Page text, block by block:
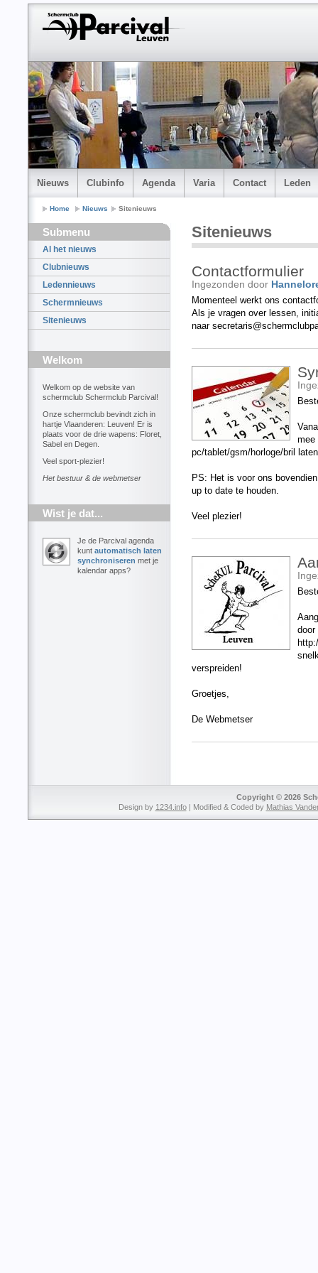
Nieuws Clubinfo Agenda Varia Contact Leden
Home Nieuws Sitenieuws
Submenu
Al het nieuws
Clubnieuws
Ledennieuws
Schermnieuws
Sitenieuws
Welkom
Welkom op de website van
schermclub Schermclub Parcival!
Onze schermclub bevindt zich in
hartje Vlaanderen: Leuven! Er is
plaats voor de drie wapens: Floret,
Sabel en Degen.
Veel sport-plezier!
Het bestuur & de webmetser
Wist je dat...
Je de Parcival agenda
kunt automatisch laten
synchroniseren met je
kalendar apps?
Sitenieuws
Contactformulier
Ingezonden door
Momenteel werkt ons
Als je vragen over lessen,
naar
mee
pc/tablet/gsm/horloge/bril
PS: Het is voor ons
up to date te houden.
Veel plezier!
door
verspreiden!
Groetjes,
De Webmetser
Copyright © 2026
Design by 1234.info| Modified & Coded by Mathias